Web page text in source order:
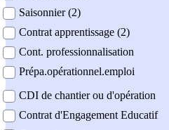
Saisonnier (2)
Contrat apprentissage (2)
Cont. professionnalisation
Prépa.opérationnel.emploi
CDI de chantier ou d'opération
Contrat d'Engagement Educatif